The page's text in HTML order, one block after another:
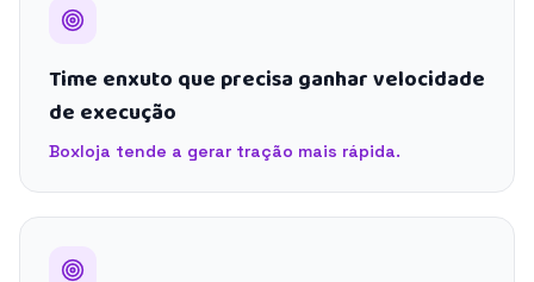
Time enxuto que precisa ganhar velocidade
de execução
Boxloja tende a gerar tração mais rápida.